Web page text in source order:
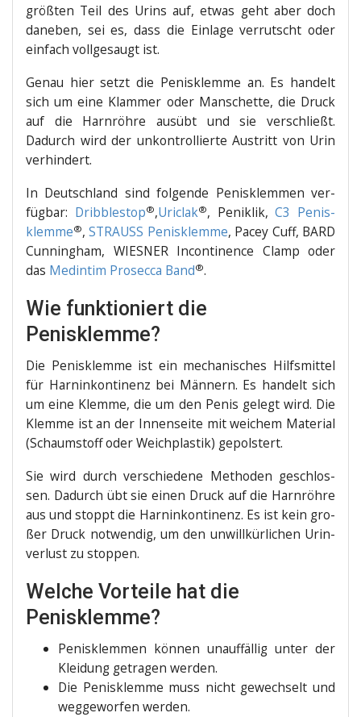
größ­ten Teil des Urins auf, etwas geht aber doch
dane­ben, sei es, dass die Ein­la­ge ver­rutscht oder
ein­fach voll­ge­saugt ist.
Genau hier setzt die Penis­klem­me an. Es han­delt
sich um eine Klam­mer oder Man­schet­te, die Druck
auf die Harn­röh­re aus­übt und sie ver­schließt.
Dadurch wird der unkon­trol­lier­te Aus­tritt von Urin
verhindert.
In Deutsch­land sind fol­gen­de Penis­klem­men ver­
füg­bar: Dribble­s­top®,Uric­lak®, Penik­lik,C3 Penis­
klem­me®,STRAUSS Penis­klem­me, Pacey Cuff, BARD
Cun­ning­ham, WIESNER Incon­ti­nence Clamp oder
das Med­i­n­tim Pro­sec­ca Band®.
Wie funktioniert die
Penisklemme?
Die Penis­klem­me ist ein mecha­ni­sches Hilfs­mit­tel
für Harn­in­kon­ti­nenz bei Män­nern. Es han­delt sich
um eine Klem­me, die um den Penis gelegt wird. Die
Klem­me ist an der Innen­sei­te mit wei­chem Mate­ri­al
(Schaum­stoff oder Weich­plas­tik) gepolstert.
Sie wird durch ver­schie­de­ne Metho­den geschlos­
sen. Dadurch übt sie einen Druck auf die Harn­röh­re
aus und stoppt die Harn­in­kon­ti­nenz. Es ist kein gro­
ßer Druck not­wen­dig, um den unwill­kür­li­chen Urin­
ver­lust zu stoppen.
Welche Vorteile hat die
Penisklemme?
Penis­klem­men kön­nen unauf­fäl­lig unter der
Klei­dung getra­gen werden.
Die Penis­klem­me muss nicht gewech­selt und
weg­ge­wor­fen werden.